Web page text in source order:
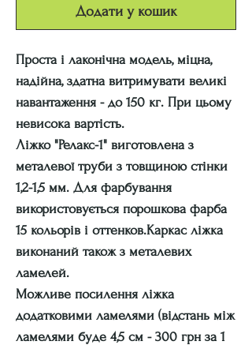
Додати у кошик
Проста і лаконічна модель, міцна,
надійна, здатна витримувати великі
навантаження - до 150 кг. При цьому
невисока вартість.
Ліжко "Релакс-1" виготовлена з
металевої труби з товщиною стінки
1,2-1,5 мм. Для фарбування
використовується порошкова фарба
15 кольорів і оттенков.Каркас ліжка
виконаний також з металевих
ламелей.
Можливе посилення ліжка
додатковими ламелями (відстань між
ламелями буде 4,5 см - 300 грн за 1